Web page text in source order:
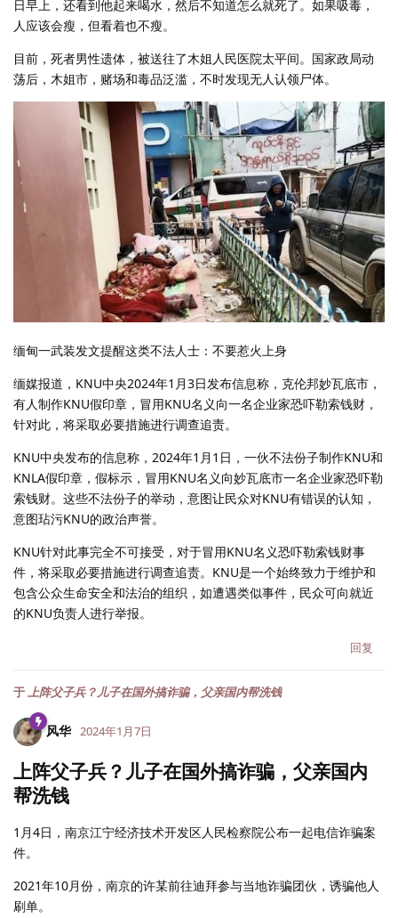
日早上，还看到他起来喝水，然后不知道怎么就死了。如果吸毒，
人应该会瘦，但看着也不瘦。
目前，死者男性遗体，被送往了木姐人民医院太平间。国家政局动
荡后，木姐市，赌场和毒品泛滥，不时发现无人认领尸体。
缅甸一武装发文提醒这类不法人士：不要惹火上身
缅媒报道，KNU中央2024年1月3日发布信息称，克伦邦妙瓦底市，
有人制作KNU假印章，冒用KNU名义向一名企业家恐吓勒索钱财，
针对此，将采取必要措施进行调查追责。
KNU中央发布的信息称，2024年1月1日，一伙不法份子制作KNU和
KNLA假印章，假标示，冒用KNU名义向妙瓦底市一名企业家恐吓勒
索钱财。这些不法份子的举动，意图让民众对KNU有错误的认知，
意图玷污KNU的政治声誉。
KNU针对此事完全不可接受，对于冒用KNU名义恐吓勒索钱财事
件，将采取必要措施进行调查追责。KNU是一个始终致力于维护和
包含公众生命安全和法治的组织，如遭遇类似事件，民众可向就近
的KNU负责人进行举报。
回复
于上阵父子兵？儿子在国外搞诈骗，父亲国内帮洗钱
风华 2024年1月7日
上阵父子兵？儿子在国外搞诈骗，父亲国内
帮洗钱
1月4日，南京江宁经济技术开发区人民检察院公布一起电信诈骗案
件。
2021年10月份，南京的许某前往迪拜参与当地诈骗团伙，诱骗他人
刷单。